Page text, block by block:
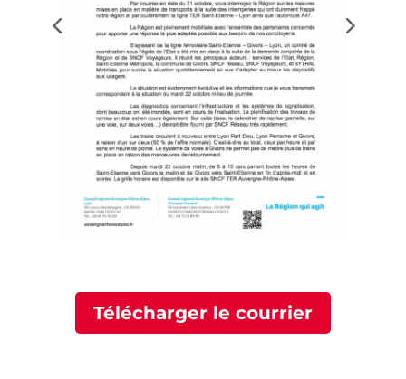
Télécharger le courrier